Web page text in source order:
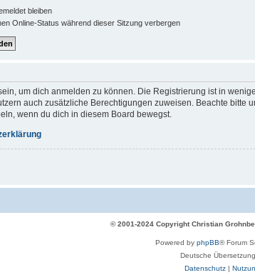
bleiben
Online-Status während dieser Sitzung verbergen
um dich anmelden zu können. Die Registrierung ist in
auch zusätzliche Berechtigungen zuweisen. Beachte
wenn du dich in diesem Board bewegst.
© 2001-2024 Copyright Christian
Powered by phpBB® Forum
Deutsche
Datenschutz|